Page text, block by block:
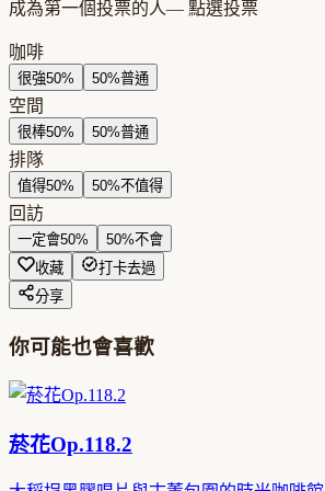
成為第一個投票的人— 點選投票
咖啡
很強50% 50%普通
空間
很棒50% 50%普通
排隊
值得50% 50%不值得
回訪
一定會50% 50%不會
收藏
打卡去過
分享
你可能也會喜歡
菸花Op.118.2